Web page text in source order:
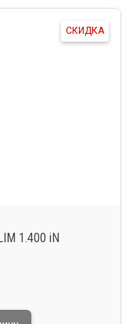
СКИДКА
1.400 iN